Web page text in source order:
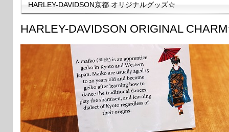
HARLEY-DAVIDSON京都 オリジナルグッズ☆
HARLEY-DAVIDSON ORIGINAL